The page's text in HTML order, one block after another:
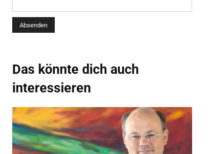
Das könnte dich auch
interessieren